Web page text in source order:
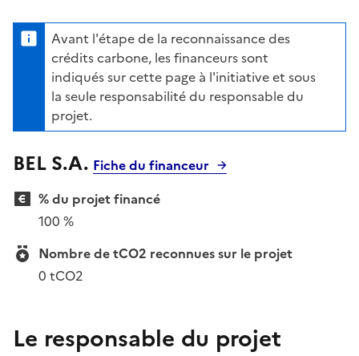
Avant l'étape de la reconnaissance des
crédits carbone, les financeurs sont
indiqués sur cette page à l'initiative et sous
la seule responsabilité du responsable du
projet.
BEL S.A. Fiche du financeur
% du projet financé
100 %
Nombre de tCO2 reconnues sur le projet
0 tCO2
Le responsable du projet